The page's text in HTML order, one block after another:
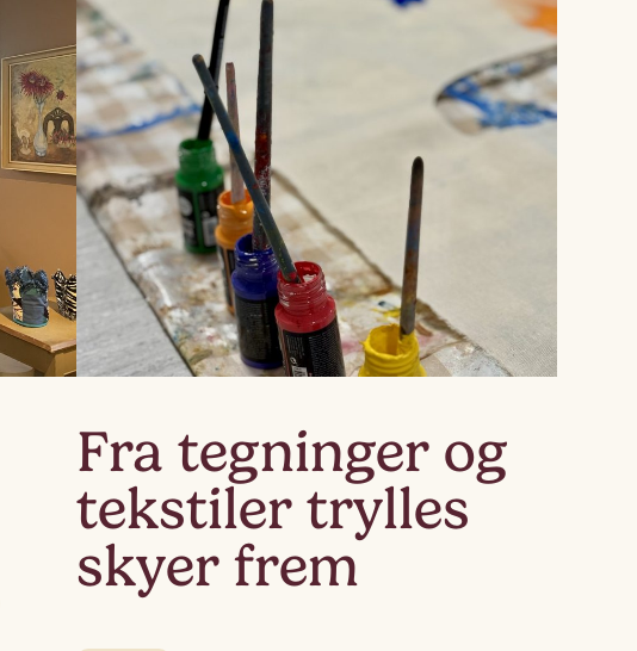
Fra tegninger og
tekstiler trylles
skyer frem